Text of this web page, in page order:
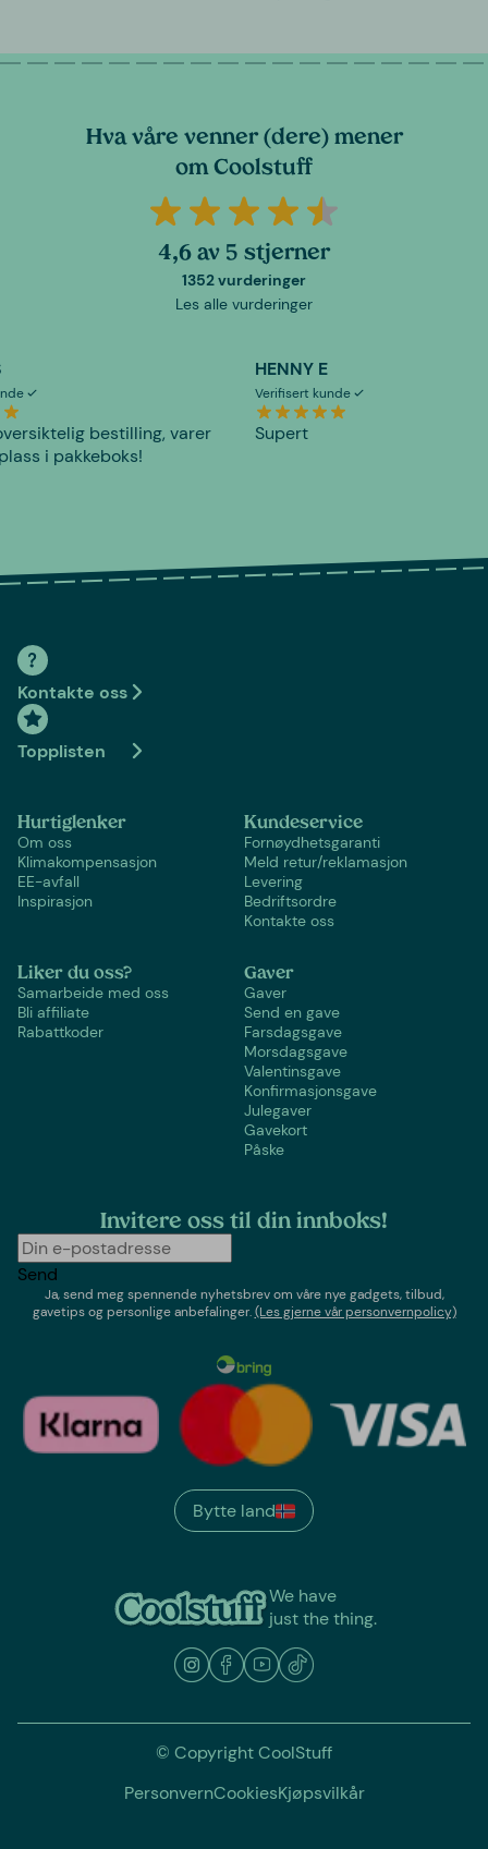
Hva våre venner (dere) mener
om Coolstuff
4,6 av 5 stjerner
1352 vurderinger
Les alle vurderinger
bestilling, varer
i pakkeboks!
HENNY E
Verifisert kunde
Supert
Kontakte oss
Topplisten
Hurtiglenker
Om oss
Klimakompensasjon
EE-avfall
Inspirasjon
Kundeservice
Fornøydhetsgaranti
Meld retur/reklamasjon
Levering
Bedriftsordre
Kontakte oss
Liker du oss?
Samarbeide med oss
Bli affiliate
Rabattkoder
Gaver
Gaver
Send en gave
Farsdagsgave
Morsdagsgave
Valentinsgave
Konfirmasjonsgave
Julegaver
Gavekort
Påske
Invitere oss til din innboks!
Send
Ja, send meg spennende nyhetsbrev om våre nye gadgets, tilbud,
gavetips og personlige anbefalinger.(Les gjerne vår personvernpolicy)
We have
just the thing.
Bytte land
© Copyright CoolStuff
PersonvernCookiesKjøpsvilkår